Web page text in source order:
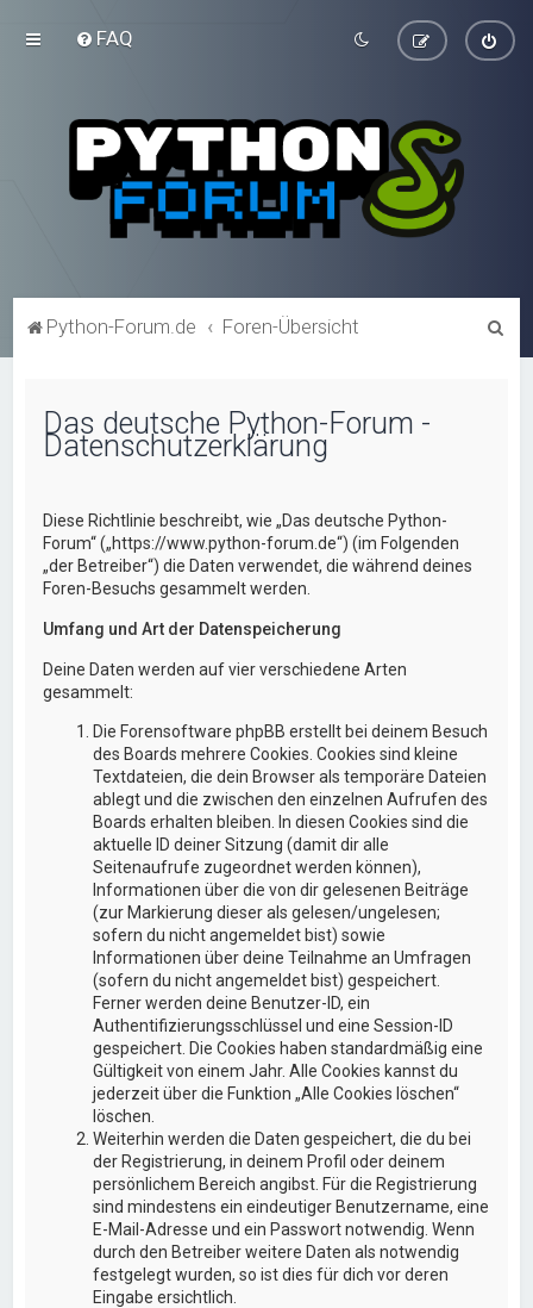
FAQ
Python-Forum.de Foren-Übersicht
Das deutsche Python-Forum -
Datenschutzerklärung
Diese Richtlinie beschreibt, wie „Das deutsche Python-
Forum“ („https://www.python-forum.de“) (im Folgenden
„der Betreiber“) die Daten verwendet, die während deines
Foren-Besuchs gesammelt werden.
Umfang und Art der Datenspeicherung
Deine Daten werden auf vier verschiedene Arten
gesammelt:
Die Forensoftware phpBB erstellt bei deinem Besuch
des Boards mehrere Cookies. Cookies sind kleine
Textdateien, die dein Browser als temporäre Dateien
ablegt und die zwischen den einzelnen Aufrufen des
Boards erhalten bleiben. In diesen Cookies sind die
aktuelle ID deiner Sitzung (damit dir alle
Seitenaufrufe zugeordnet werden können),
Informationen über die von dir gelesenen Beiträge
(zur Markierung dieser als gelesen/ungelesen;
sofern du nicht angemeldet bist) sowie
Informationen über deine Teilnahme an Umfragen
(sofern du nicht angemeldet bist) gespeichert.
Ferner werden deine Benutzer-ID, ein
Authentifizierungsschlüssel und eine Session-ID
gespeichert. Die Cookies haben standardmäßig eine
Gültigkeit von einem Jahr. Alle Cookies kannst du
jederzeit über die Funktion „Alle Cookies löschen“
löschen.
Weiterhin werden die Daten gespeichert, die du bei
der Registrierung, in deinem Profil oder deinem
persönlichem Bereich angibst. Für die Registrierung
sind mindestens ein eindeutiger Benutzername, eine
E-Mail-Adresse und ein Passwort notwendig. Wenn
durch den Betreiber weitere Daten als notwendig
festgelegt wurden, so ist dies für dich vor deren
Eingabe ersichtlich.